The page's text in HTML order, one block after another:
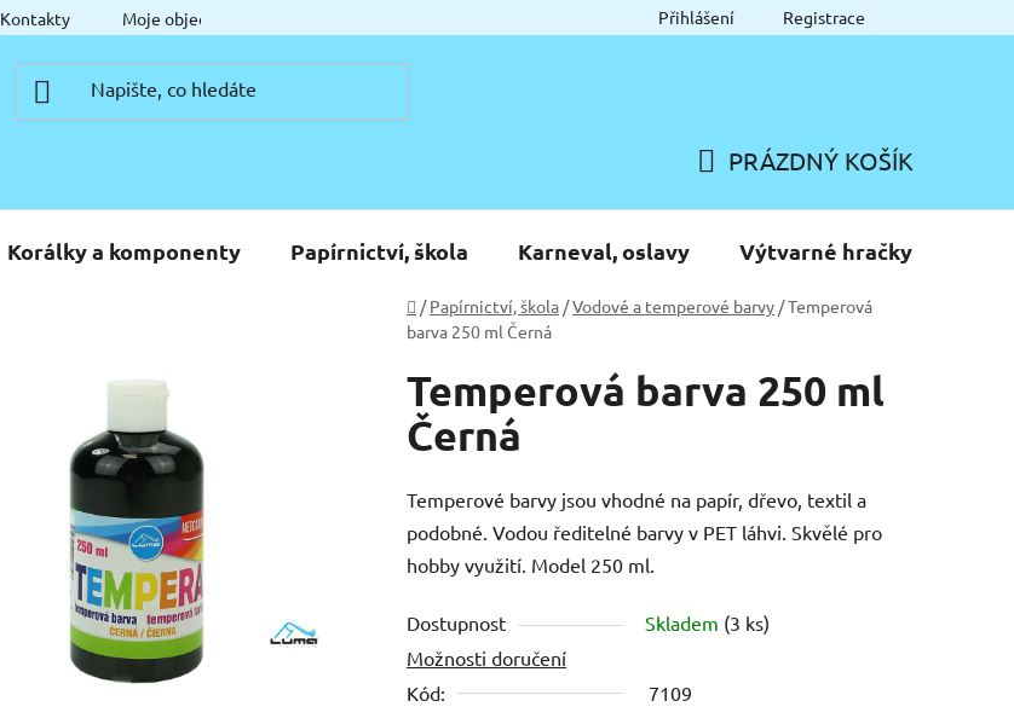
Kontakty Moje objednávka Přihlášení Registrace
KOŠÍK
PRÁZDNÝ KOŠÍK
Korálky a komponenty Papírnictví, škola Karneval, oslavy Výtvarné hračky
Domů
/ Papírnictví, škola /Vodové a temperové barvy /Temperová
barva 250 ml Černá
Temperová barva 250 ml
Černá
Temperové barvy jsou vhodné na papír, dřevo, textil a
podobné. Vodou ředitelné barvy v PET láhvi. Skvělé pro
hobby využití. Model 250 ml.
Dostupnost Skladem (3 ks)
Možnosti doručení
Kód:
7109